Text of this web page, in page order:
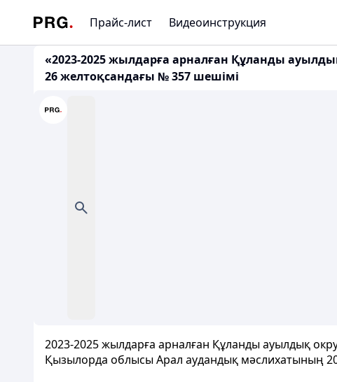
Прайс-лист Видеоинструкция
«2023-2025 жылдарға арналған Құланды
26 желтоқсандағы № 357 шешімі
2023-2025 жылдарға арналған Құланды ауылдық
Қызылорда облысы Арал аудандық мәслихатының